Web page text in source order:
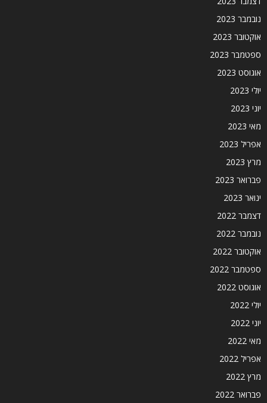
נובמבר 2023
אוקטובר 2023
ספטמבר 2023
אוגוסט 2023
יולי 2023
יוני 2023
מאי 2023
אפריל 2023
מרץ 2023
פברואר 2023
ינואר 2023
דצמבר 2022
נובמבר 2022
אוקטובר 2022
ספטמבר 2022
אוגוסט 2022
יולי 2022
יוני 2022
מאי 2022
אפריל 2022
מרץ 2022
פברואר 2022